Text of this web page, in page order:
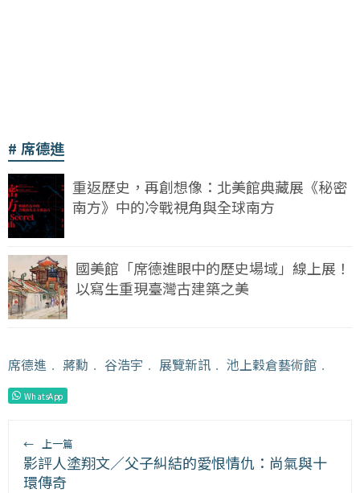
席德進
重返歷史，再創想像：北美館典藏展《秘密
南方》中的冷戰視角與全球南方
國美館「席德進眼中的歷史場域」線上展！
以寫生重現臺灣古建築之美
席德進 ﹒ 蔣勳 ﹒ 谷浩宇 ﹒ 展覽新訊 ﹒ 池上穀倉藝術館 ﹒
WhatsApp
← 上一篇
影評人塗翔文／父子糾結的愛恨情仇：尚氣與十
環傳奇